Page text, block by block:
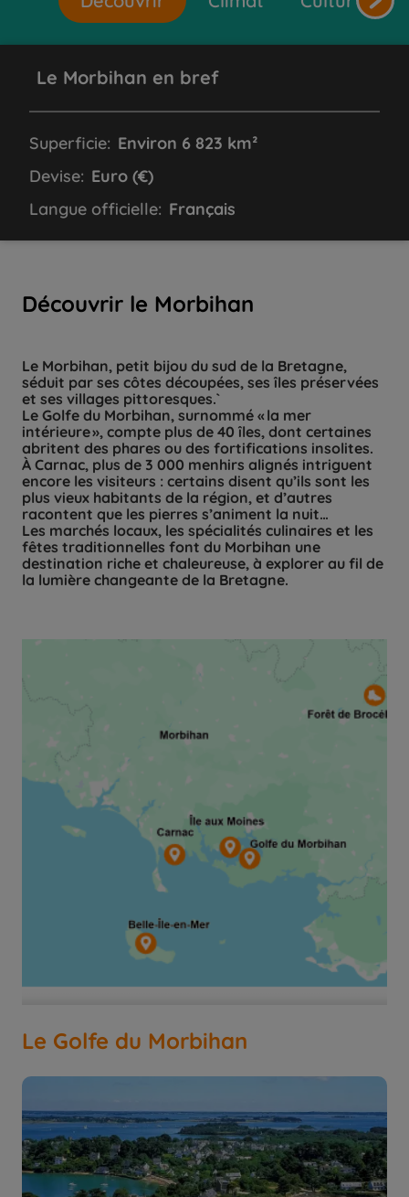
Découvrir le Morbihan
Le Morbihan, petit bijou du sud de la Bretagne,
séduit par ses côtes découpées, ses îles préservées
et ses villages pittoresques.`
Le Golfe du Morbihan, surnommé « la mer
intérieure », compte plus de 40 îles, dont certaines
abritent des phares ou des fortifications insolites.
À Carnac, plus de 3 000 menhirs alignés intriguent
encore les visiteurs : certains disent qu’ils sont les
plus vieux habitants de la région, et d’autres
racontent que les pierres s’animent la nuit…
Les marchés locaux, les spécialités culinaires et les
fêtes traditionnelles font du Morbihan une
destination riche et chaleureuse, à explorer au fil de
la lumière changeante de la Bretagne.
Le Golfe du Morbihan
Le Morbihan en bref
Superficie: Environ 6 823 km²
Devise: Euro (€)
Langue officielle: Français